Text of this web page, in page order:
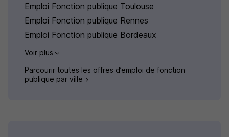
Emploi Fonction publique Toulouse
Emploi Fonction publique Rennes
Emploi Fonction publique Bordeaux
Voir plus
Parcourir toutes les offres d’emploi de fonction
publique par ville